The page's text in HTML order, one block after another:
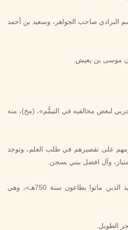
البرادي صاحب الجواهر، وسعيد بن أحمد
موسى بن يعيش.
لبعض مخالفيه في التيمُّم»، (مخ)، منه
على تقصيرهم في طلب العلم، وتوجد
وآل افضل ببني يسجن.
3. «مرثية في العلماء والتلاميذ الذبن ماتوا بطاعون سنة 750هـ»، وهي